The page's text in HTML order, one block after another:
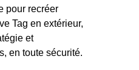
pour recréer
Tag en extérieur,
et
en toute sécurité.